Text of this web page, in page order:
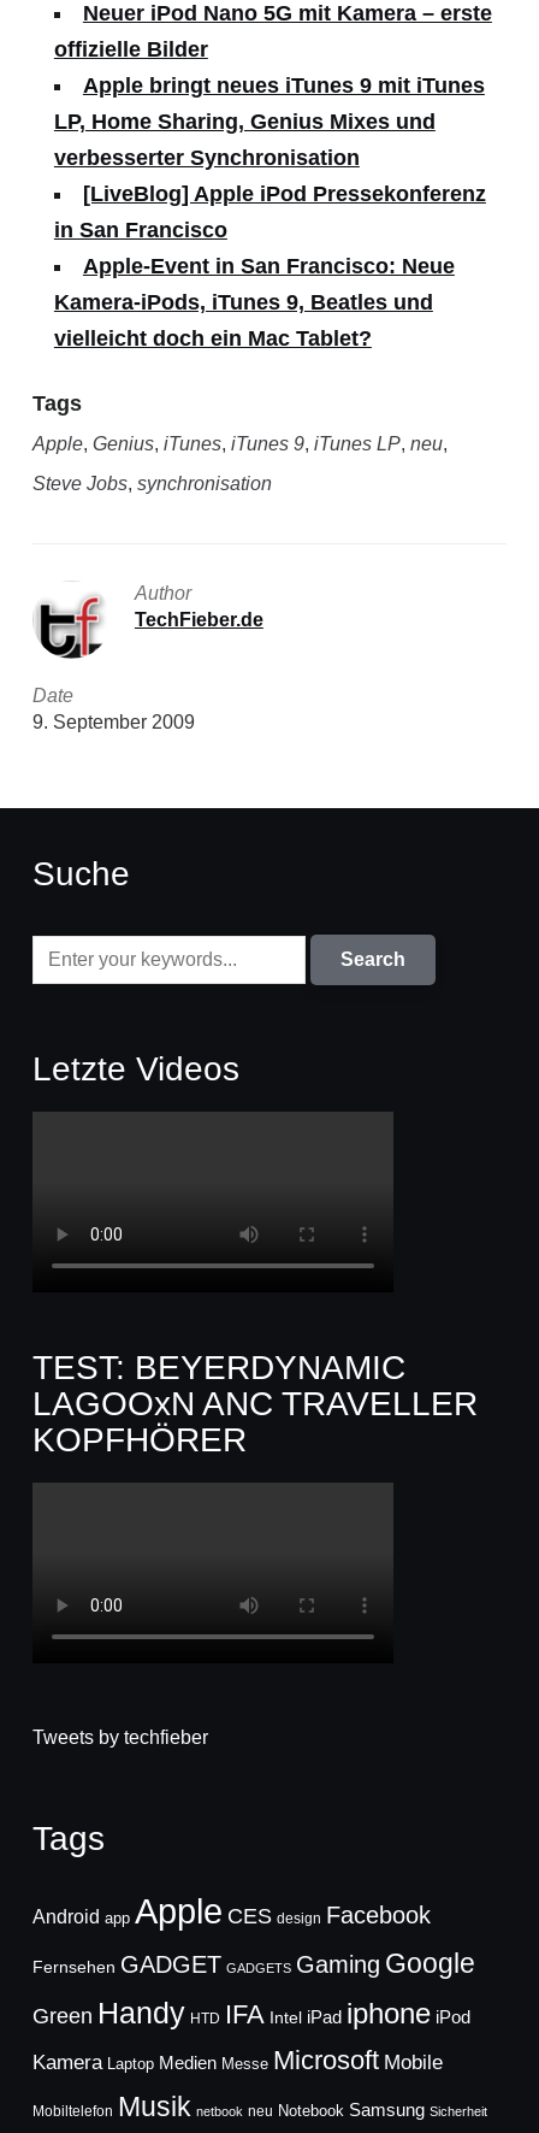
Neuer iPod Nano 5G mit Kamera – erste
offizielle Bilder
Apple bringt neues iTunes 9 mit iTunes
LP, Home Sharing, Genius Mixes und
verbesserter Synchronisation
[LiveBlog] Apple iPod Pressekonferenz
in San Francisco
Apple-Event in San Francisco: Neue
Kamera-iPods, iTunes 9, Beatles und
vielleicht doch ein Mac Tablet?
Tags
Apple, Genius, iTunes, iTunes 9, iTunes LP, neu,
Steve Jobs, synchronisation
Author
TechFieber.de
Date
9. September 2009
Suche
Letzte Videos
TEST: BEYERDYNAMIC
LAGOOxN ANC TRAVELLER
KOPFHÖRER
Tweets by techfieber
Tags
Android app Apple CES design Facebook
Fernsehen GADGET GADGETS Gaming Google
Green Handy HTD IFA Intel iPad iphone iPod
Kamera Laptop Medien Messe Microsoft Mobile
Mobiltelefon Musik netbook neu Notebook Samsung Sicherheit